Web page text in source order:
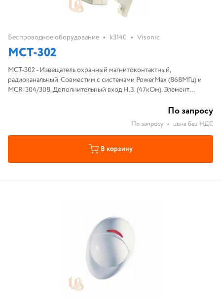
Беспроводное оборудование • k3140 • Visonic
MCT-302
MCT-302 - Извещатель охранный магнитоконтактный,
радиоканальный. Совместим с системами PowerMax (868МГц) и
MCR-304/308. Дополнительный вход Н.З. (47кОм). Элемент
По запросу
По запросу • цена без НДС
В корзину